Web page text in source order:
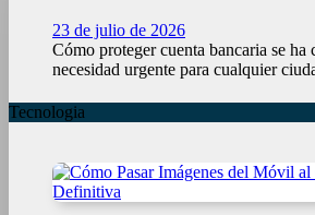
23 de julio de 2026
Cómo proteger cuenta bancaria se ha
necesidad urgente para cualquier
Tecnologia